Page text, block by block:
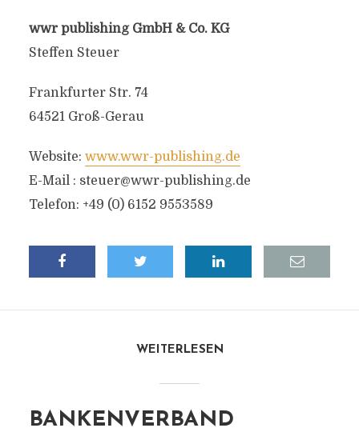
wwr publishing GmbH & Co. KG
Steffen Steuer
Frankfurter Str. 74
64521 Groß-Gerau
Website: www.wwr-publishing.de
E-Mail : steuer@wwr-publishing.de
Telefon: +49 (0) 6152 9553589
WEITERLESEN
BANKENVERBAND